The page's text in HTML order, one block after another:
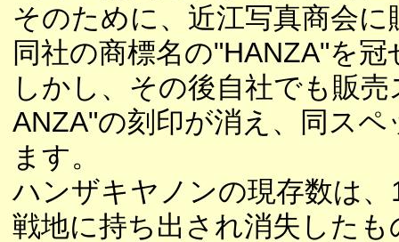
そのために、近江写真商会
同社の商標名の"HANZA"を
しかし、その後自社でも販
ANZA"の刻印が消え、同ス
ます。
ハンザキヤノンの現存数は
戦地に持ち出され消失した